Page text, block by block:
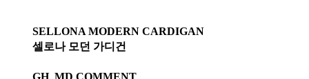
SELLONA MODERN CARDIGAN
셀로나 모던 가디건
GH_MD COMMENT